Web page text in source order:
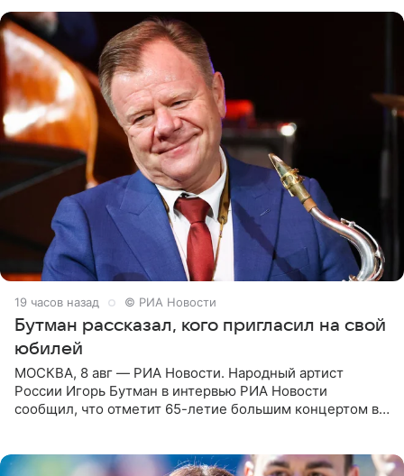
19 часов назад © РИА Новости
Бутман рассказал, кого пригласил на свой
юбилей
МОСКВА, 8 авг — РИА Новости. Народный артист
России Игорь Бутман в интервью РИА Новости
сообщил, что отметит 65-летие большим концертом в